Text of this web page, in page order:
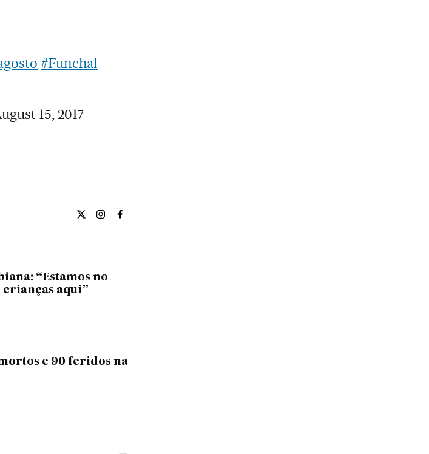
#Funchal
15, 2017
Internacional El País Brasil en Twitter
Internacional El País Brasil en Instagram
Internacional El País Brasil en Facebook
“Estamos no
aqui”
e 90 feridos na